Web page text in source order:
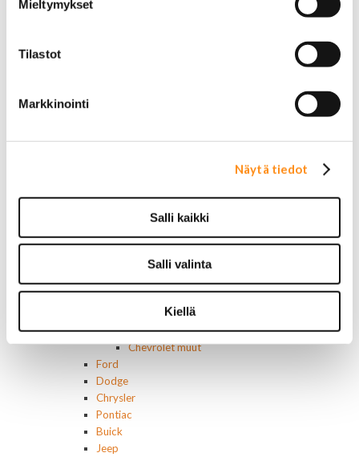
Mieltymykset
Tilastot
Markkinointi
Näytä tiedot
Salli kaikki
Salli valinta
Kiellä
Starcraft levikesarja 97-03
Van 1978-1996
Van 1997-
Pick upp 2000-2007
Pick upp 2008-
Suburban 1992-1999
Suburban 2000-2006
Tahoe 2000-2007
Corvette
Chevrolet muut
Ford
Dodge
Chrysler
Pontiac
Buick
Jeep